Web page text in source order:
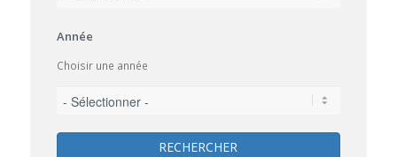
Année
Choisir une année
RECHERCHER